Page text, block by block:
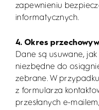
zapewnieniu
informatycznych.
4. Okres
Dane są usuwane,
niezbędne do
zebrane. W
z formularza
przesłanych e-